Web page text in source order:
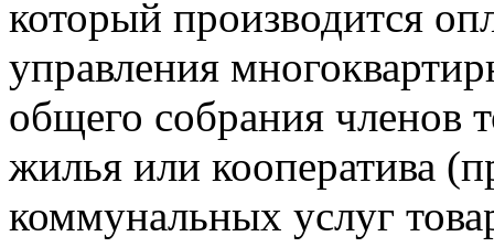
который производится
управления
общего собрания членов
жилья или кооператива
коммунальных услуг